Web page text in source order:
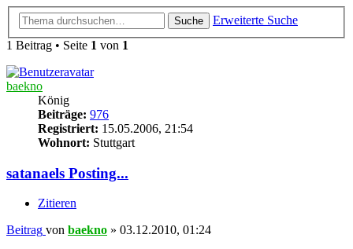
Suche
Erweiterte Suche
1 Beitrag • Seite 1 von 1
baekno
König
Beiträge: 976
Registriert: 15.05.2006, 21:54
Wohnort: Stuttgart
satanaels Posting...
Zitieren
Beitrag von baekno » 03.12.2010, 01:24